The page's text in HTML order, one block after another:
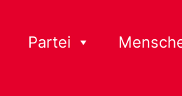
Partei